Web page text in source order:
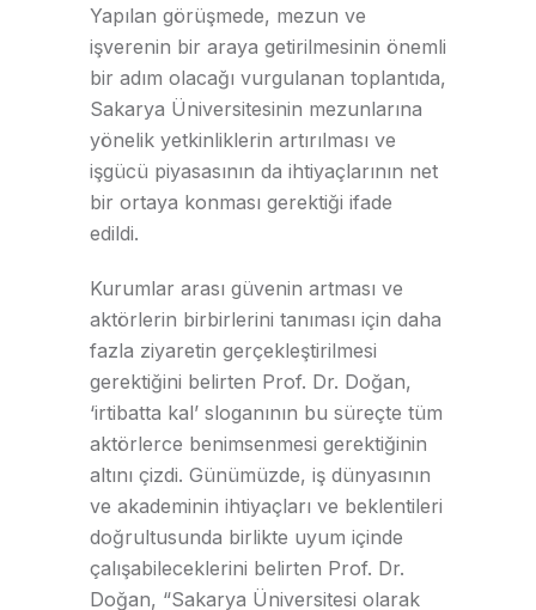
Yapılan görüşmede, mezun ve
işverenin bir araya getirilmesinin önemli
bir adım olacağı vurgulanan toplantıda,
Sakarya Üniversitesinin mezunlarına
yönelik yetkinliklerin artırılması ve
işgücü piyasasının da ihtiyaçlarının net
bir ortaya konması gerektiği ifade
edildi.
Kurumlar arası güvenin artması ve
aktörlerin birbirlerini tanıması için daha
fazla ziyaretin gerçekleştirilmesi
gerektiğini belirten Prof. Dr. Doğan,
‘irtibatta kal’ sloganının bu süreçte tüm
aktörlerce benimsenmesi gerektiğinin
altını çizdi. Günümüzde, iş dünyasının
ve akademinin ihtiyaçları ve beklentileri
doğrultusunda birlikte uyum içinde
çalışabileceklerini belirten Prof. Dr.
Doğan, “Sakarya Üniversitesi olarak